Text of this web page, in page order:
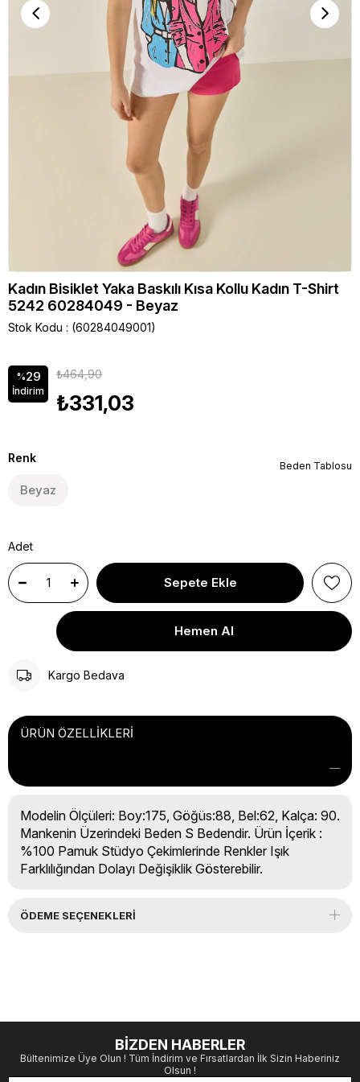
Kadın Bisiklet Yaka Baskılı Kısa Kollu Kadın T-Shirt
5242 60284049 - Beyaz
Stok Kodu (60284049001)
%29
İndirim
₺464,90
₺331,03
Renk
Beyaz
Beden Tablosu
Adet
Kargo Bedava
ÜRÜN ÖZELLIKLERI
Modelin Ölçüleri: Boy:175, Göğüs:88, Bel:62, Kalça: 90.
Mankenin Üzerindeki Beden S Bedendir. Ürün İçerik :
%100 Pamuk Stüdyo Çekimlerinde Renkler Işık
Farklılığından Dolayı Değişiklik Gösterebilir.
ÖDEME SEÇENEKLERI
BİZDEN HABERLER
Bültenimize Üye Olun ! Tüm İndirim ve Fırsatlardan İlk Sizin Haberiniz
Olsun !